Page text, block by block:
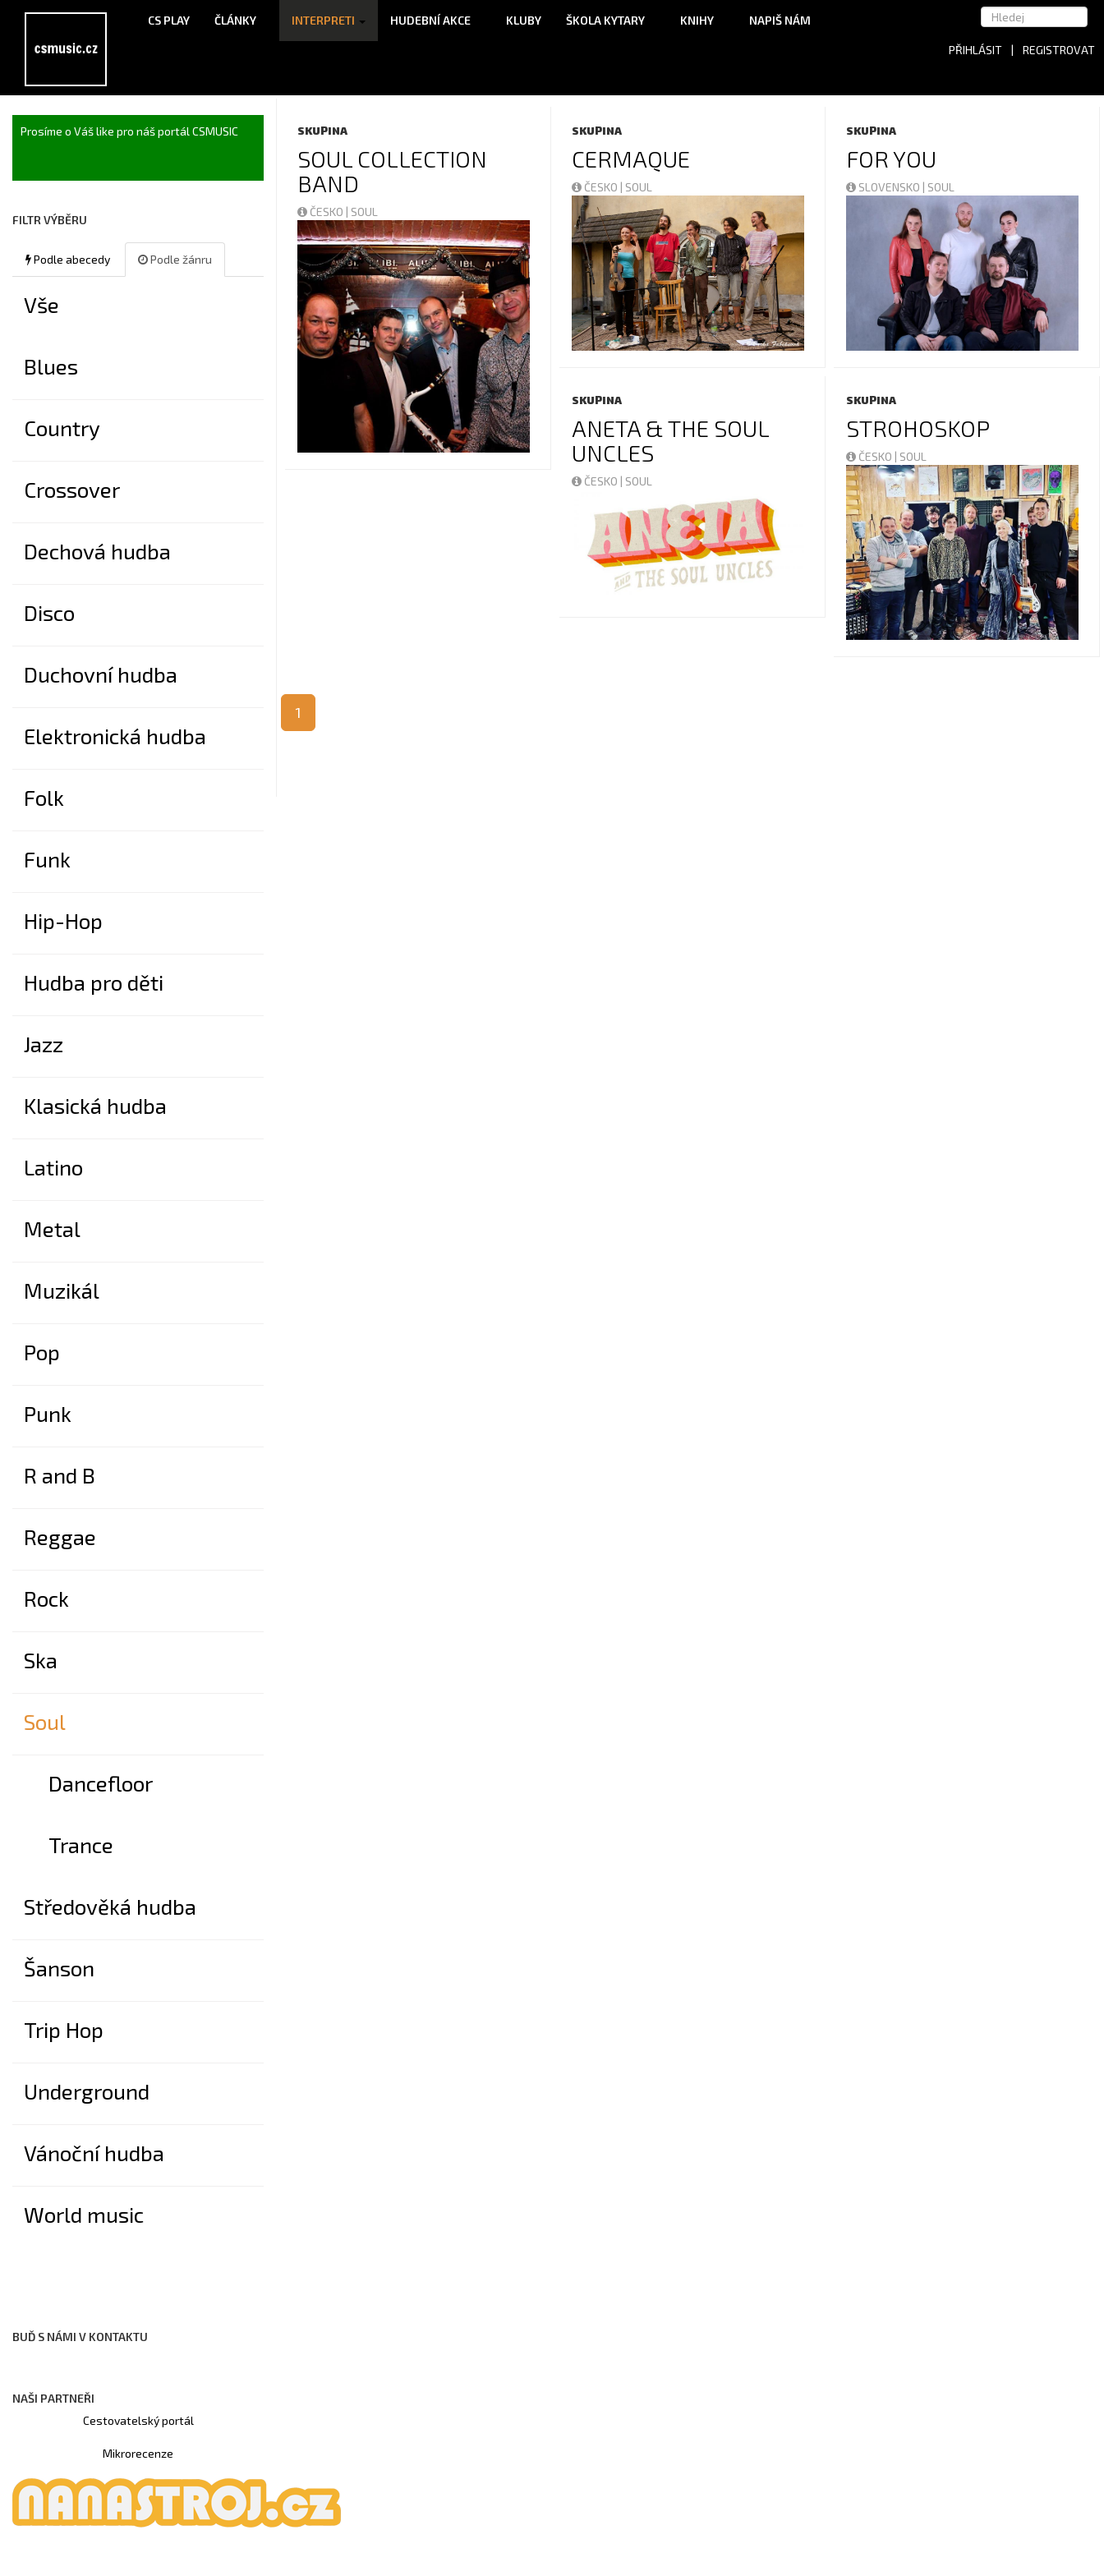
CS PLAY ČLÁNKY INTERPRETI HUDEBNÍ AKCE KLUBY ŠKOLA KYTARY KNIHY NAPIŠ NÁM
PŘIHLÁSIT | REGISTROVAT
SKUPINA
SOUL COLLECTION
BAND
ČESKO | SOUL
SKUPINA
CERMAQUE
ČESKO | SOUL
SKUPINA
FOR YOU
SLOVENSKO | SOUL
SKUPINA
ANETA & THE SOUL
UNCLES
ČESKO | SOUL
SKUPINA
STROHOSKOP
ČESKO | SOUL
1
Prosíme o Váš like pro náš portál CSMUSIC
FILTR VÝBĚRU
Podle abecedy Podle žánru
Vše
Blues
Country
Crossover
Dechová hudba
Disco
Duchovní hudba
Elektronická hudba
Folk
Funk
Hip-Hop
Hudba pro děti
Jazz
Klasická hudba
Latino
Metal
Muzikál
Pop
Punk
R and B
Reggae
Rock
Ska
Soul
Dancefloor
Trance
Středověká hudba
Šanson
Trip Hop
Underground
Vánoční hudba
World music
BUĎ S NÁMI V KONTAKTU
NAŠI PARTNEŘI
Cestovatelský portál
Mikrorecenze